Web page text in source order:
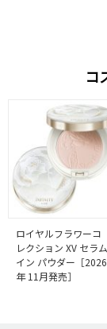
コ
ロイヤルフラワーコ
レクション XV セラム
イン パウダー［2026
年 11月発売］